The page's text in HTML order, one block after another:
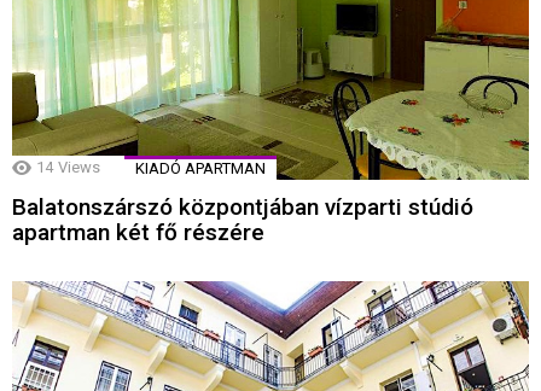
14 Views KIADÓ APARTMAN
Balatonszárszó központjában vízparti stúdió
apartman két fő részére